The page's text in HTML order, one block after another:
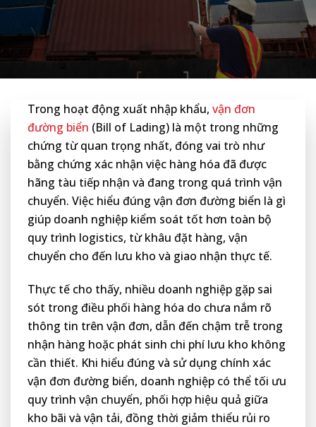
Trong hoạt động xuất nhập khẩu, vận đơn
đường biển (Bill of Lading) là một trong những
chứng từ quan trọng nhất, đóng vai trò như
bằng chứng xác nhận việc hàng hóa đã được
hãng tàu tiếp nhận và đang trong quá trình vận
chuyển. Việc hiểu đúng vận đơn đường biển là gì
giúp doanh nghiệp kiểm soát tốt hơn toàn bộ
quy trình logistics, từ khâu đặt hàng, vận
chuyển cho đến lưu kho và giao nhận thực tế.
Thực tế cho thấy, nhiều doanh nghiệp gặp sai
sót trong điều phối hàng hóa do chưa nắm rõ
thông tin trên vận đơn, dẫn đến chậm trễ trong
nhận hàng hoặc phát sinh chi phí lưu kho không
cần thiết. Khi hiểu đúng và sử dụng chính xác
vận đơn đường biển, doanh nghiệp có thể tối ưu
quy trình vận chuyển, phối hợp hiệu quả giữa
kho bãi và vận tải, đồng thời giảm thiểu rủi ro